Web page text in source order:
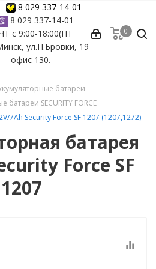
8 029 337-14-01
8 029 337-14-01
с 9:00-18:00(ПТ
ул.П.Бровки, 19
- офис 130.
0
батареи
батареи SECURITY FORCE
7Ah Security Force SF 1207 (1207,1272)
батарея
Force SF
1207
equalizer